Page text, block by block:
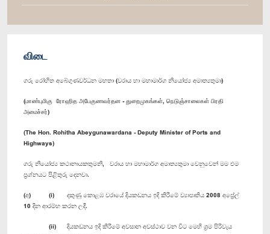
விடை
ගරු රෝහිත අබේගුණවර්ධන මහතා (වරාය හා මහාමාර්ග නියෝජ්‍ය අමාත්‍යතුමා)
(மாண்புமிகு ரோஹித அபேகுணவர்தன - துறைமுகங்கள், நெடுஞ்சாலைகள் பிரதி
அமைச்சர்)
(The Hon. Rohitha Abeygunawardana - Deputy Minister of Ports and
Highways)
ගරු නියෝජ්‍ය කථානායකතුමනි, වරාය හා මහාමාර්ග අමාත්‍යතුමා වෙනුවෙන් මම එම
ප්‍රශ්නයට පිළිතුරු දෙනවා.
(අ) (i) දකුණු කොළඹ වරායේ දියකඩනය ඉදි කිරීමේ ව්‍යාපෘතිය 2008 අප්‍රේල්
10 දින ආරම්භ කරන ලදී.
(ii) දියකඩනය ඉදි කිරීමේ අවසාන අවස්ථාව වන විට මෙහි ශ්‍රම පිරිවැය